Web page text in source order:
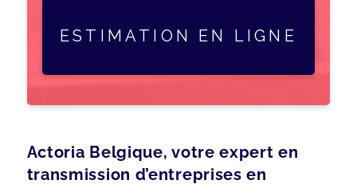
ESTIMATION EN LIGNE
Actoria Belgique, votre expert en
transmission d’entreprises en